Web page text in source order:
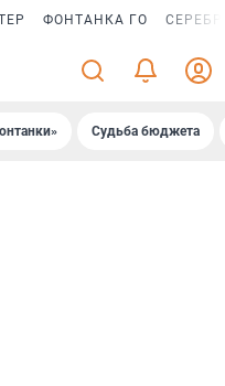
ФОНТАНКА ГО
Судьба бюджета